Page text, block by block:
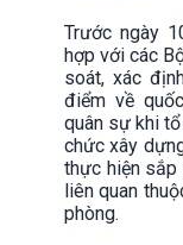
Trước ngày
hợp với các
soát, xác
điểm về
quân sự khi
chức xây
thực hiện sắp
liên quan
phòng.